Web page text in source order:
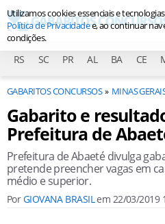
RS SC PR AL BA CE
GABARITOS CONCURSOS MINAS
Gabarito e
Prefeitura de
Prefeitura de Abaeté divulga
pretende preencher vagas em
médio e superior.
PorGIOVANA BRASILem 22/03/2019
Utilizamos cookies essenciais e
Política de Privacidadee, ao continuar
condições.